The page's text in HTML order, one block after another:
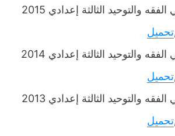
الإمتحان الجهوي في الفقه والتوحيد الثالثة إعدادي 2015
تحميل
الإمتحان الجهوي في الفقه والتوحيد الثالثة إعدادي 2014
تحميل
الإمتحان الجهوي في الفقه والتوحيد الثالثة إعدادي 2013
تحميل